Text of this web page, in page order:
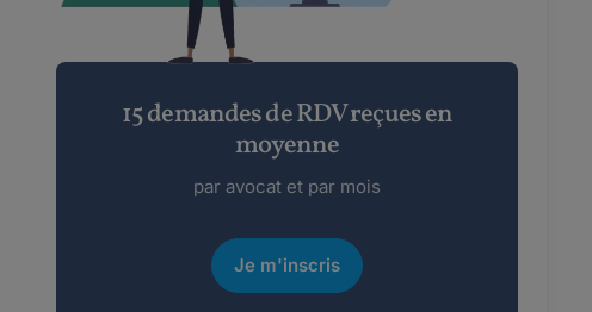
15 demandes de RDV reçues en
moyenne
par avocat et par mois
Je m'inscris